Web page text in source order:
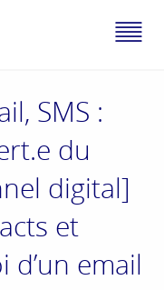
SMS :
du
digital]
et
d’un email